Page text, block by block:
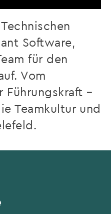
Software,
für den
Vom
Führungskraft –
Teamkultur und